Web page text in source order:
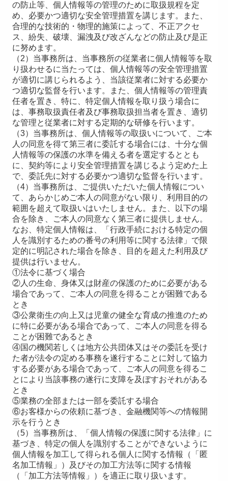
の防止等、個人情報等の管理のために取扱規程を定
め、必要かつ適切な安全管理措置を講じます。また、
合理的な技術的・物理的施策によって、不正アクセ
ス、紛失、破壊、漏洩及び改ざんなどの防止及び是正
に努めます。
（2）当事務所は、当事務所の従業者に個人情報等を取
り扱わせるに当たっては、個人情報等の安全管理措置
が適切に講じられるよう、当該従業者に対する必要か
つ適切な監督を行います。また、個人情報等の管理責
任者を置き、特に、特定個人情報を取り扱う場合に
は、事務取扱責任者及び事務取扱担当者を置き、適切
な管理と従業者に対する定期的な研修を行います。
（3）当事務所は、個人情報等の取扱いについて、ご本
人の同意を得て第三者に委託する場合には、十分な個
人情報等の保護の水準を備える者を選定するととも
に、契約等により安全管理措置を講じるよう定めた上
で、委託先に対する必要かつ適切な監督を行います。
（4）当事務所は、ご提供いただいた個人情報につい
て、あらかじめご本人の同意がない限り、利用目的の
範囲を超えて取扱いはいたしません。また、以下の場
合を除き、ご本人の同意なく第三者に提供しません。
なお、特定個人情報は、「行政手続における特定の個
人を識別するための番号の利用等に関する法律」で限
定的に明記された場合を除き、目的を超えた利用及び
提供は行いません。
①法令に基づく場合
②人の生命、身体又は財産の保護のために必要がある
場合であって、ご本人の同意を得ることが困難である
とき
③公衆衛生の向上又は児童の健全な育成の推進のため
に特に必要がある場合であって、ご本人の同意を得る
ことが困難であるとき
④国の機関若しくは地方公共団体又はその委託を受け
た者が法令の定める事務を遂行することに対して協力
する必要がある場合であって、ご本人の同意を得るこ
とにより当該事務の遂行に支障を及ぼすおそれがある
とき
⑤業務の全部または一部を委託する場合
⑥お客様からの依頼に基づき、金融機関等への情報開
示を行うとき
（5）当事務所は、「個人情報の保護に関する法律」に
基づき、特定の個人を識別することができないように
個人情報を加工して得られる個人に関する情報（「匿
名加工情報」）及びその加工方法等に関する情報
（「加工方法等情報」）を適正に取り扱います。